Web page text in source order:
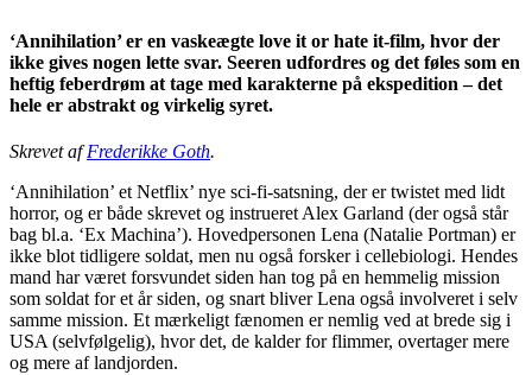
‘Annihilation’ er en vaskeægte love it or hate it-film, hvor der
ikke gives nogen lette svar. Seeren udfordres og det føles som en
heftig feberdrøm at tage med karakterne på ekspedition – det
hele er abstrakt og virkelig syret.
Skrevet afFrederikke Goth.
‘Annihilation’ et Netflix’ nye sci-fi-satsning, der er twistet med lidt
horror, og er både skrevet og instrueret Alex Garland (der også står
bag bl.a. ‘Ex Machina’). Hovedpersonen Lena (Natalie Portman) er
ikke blot tidligere soldat, men nu også forsker i cellebiologi. Hendes
mand har været forsvundet siden han tog på en hemmelig mission
som soldat for et år siden, og snart bliver Lena også involveret i selv
samme mission. Et mærkeligt fænomen er nemlig ved at brede sig i
USA (selvfølgelig), hvor det, de kalder for flimmer, overtager mere
og mere af landjorden.